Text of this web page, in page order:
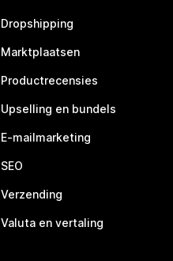
Dropshipping
Marktplaatsen
Productrecensies
Upselling en bundels
E-mailmarketing
SEO
Verzending
Valuta en vertaling